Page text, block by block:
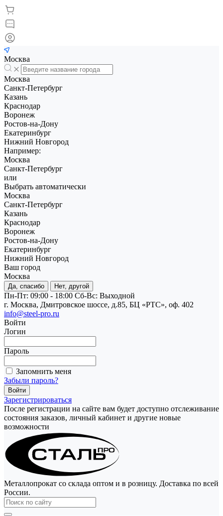
Москва
Москва
Санкт-Петербург
Казань
Краснодар
Воронеж
Ростов-на-Дону
Екатеринбург
Нижний Новгород
Например:
Москва
Санкт-Петербург
или
Выбрать автоматически
Москва
Санкт-Петербург
Казань
Краснодар
Воронеж
Ростов-на-Дону
Екатеринбург
Нижний Новгород
Ваш город
Москва
Да, спасибо Нет, другой
Пн-Пт: 09:00 - 18:00 Cб-Вс: Выходной
г. Москва, Дмитровское шоссе, д.85, БЦ «РТС», оф. 402
info@steel-pro.ru
Войти
Логин
Пароль
Запомнить меня
Забыли пароль?
Зарегистрироваться
После регистрации на сайте вам будет доступно отслеживание
состояния заказов, личный кабинет и другие новые
возможности
Металлопрокат со склада оптом и в розницу. Доставка по всей
России.